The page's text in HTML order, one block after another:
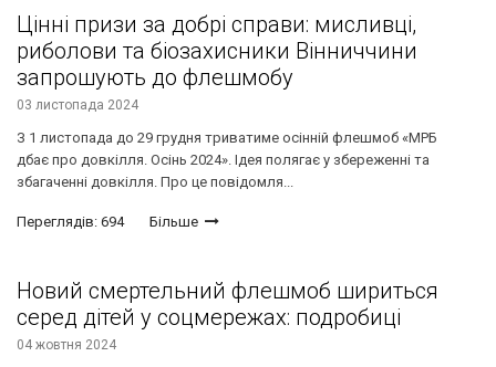
Цінні призи за добрі справи: мисливці,
риболови та біозахисники Вінниччини
запрошують до флешмобу
03 листопада 2024
З 1 листопада до 29 грудня триватиме осінній флешмоб «МРБ
дбає про довкілля. Осінь 2024». Ідея полягає у збереженні та
збагаченні довкілля. Про це повідомля...
Переглядів: 694 Більше
Новий смертельний флешмоб шириться
серед дітей у соцмережах: подробиці
04 жовтня 2024